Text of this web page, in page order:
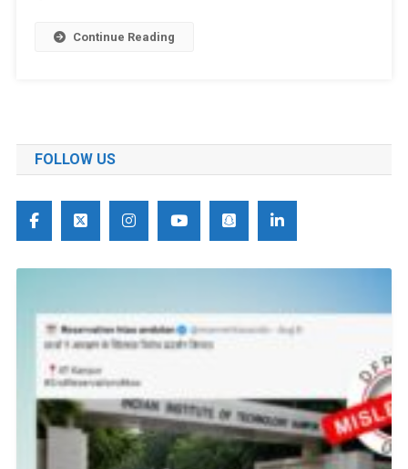
Continue Reading
FOLLOW US